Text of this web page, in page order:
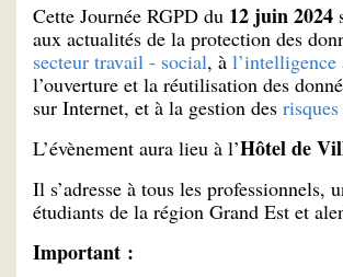
Cette Journée RGPD du 12 juin 2024
aux actualités de la protection des
secteur travail - social, à
l’ouverture et la réutilisation des
sur Internet, et à la gestion des
L’évènement aura lieu à l’Hôtel de
Il s’adresse à tous les professionnels,
étudiants de la région Grand Est et
Important :